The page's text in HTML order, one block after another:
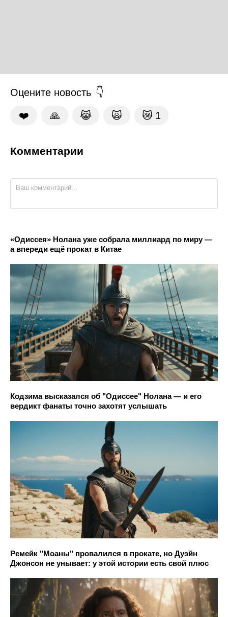
Оцените новость
❤️ 🙏 😹 🙀 😿 1
Комментарии
«Одиссея» Нолана уже собрала миллиард по миру —
а впереди ещё прокат в Китае
Кодзима высказался об "Одиссее" Нолана — и его
вердикт фанаты точно захотят услышать
Ремейк "Моаны" провалился в прокате, но Дуэйн
Джонсон не унывает: у этой истории есть свой плюс